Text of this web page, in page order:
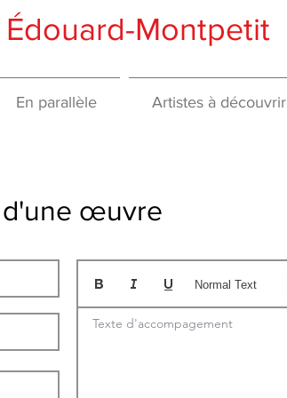
Montpetit
En parallèle Artistes à découvrir
Texte d'accompagement
Normal Text
d'une œuvre